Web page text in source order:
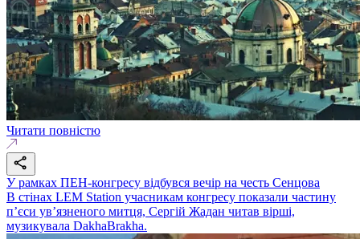
Читати повністю
У рамках ПЕН-конгресу відбувся вечір на честь Сенцова
В стінах LEM Station учасникам конгресу показали частину
п’єси ув’язненого митця, Сергій Жадан читав вірші,
музикувала DakhaBrakha.